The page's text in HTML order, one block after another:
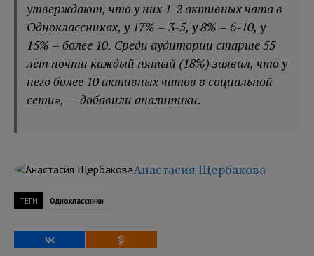
утверждают, что у них 1-2 активных чата в
Одноклассниках, у 17% – 3-5, у 8% – 6-10, у
15% – более 10. Среди аудитории старше 55
лет почти каждый пятый (18%) заявил, что у
него более 10 активных чатов в социальной
сети», — добавили аналитики.
Анастасия Щербакова
ТЕГИ Одноклассники